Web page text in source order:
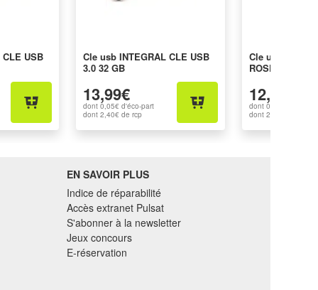
USB
Cle usb INTEGRAL CLE USB
3.0 32 GB
13,99€
dont 0,05€ d'éco-part
dont 2,40€ de rcp
Cle usb
ROSE 32 GB
12,99€
dont 0,05€
dont 2,40€
EN SAVOIR PLUS
Indice de réparabilité
Accès extranet Pulsat
S'abonner à la newsletter
Jeux concours
E-réservation